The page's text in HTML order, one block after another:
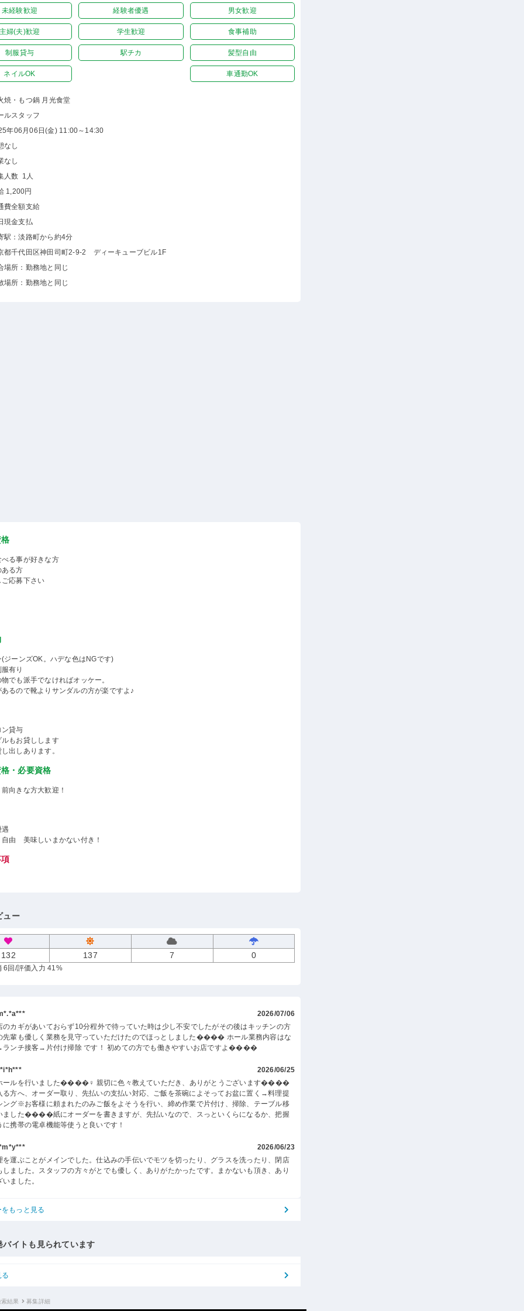
未経験歓迎 経験者優遇 男女歓迎
婦(夫)歓迎 学生歓迎 食事補助
制服貸与 駅チカ 髪型自由
ネイルOK 車通勤OK
焼・もつ鍋 月光食堂
ルスタッフ
年06月06日(金) 11:00～14:30
なし
なし
人数 1人
1,200円
費全額支給
現金支払
駅：淡路町から約4分
都千代田区神田司町2-9-2 ディーキューブビル1F
場所：勤務地と同じ
場所：勤務地と同じ
る事が好きな方
る方
応募下さい
ジーンズOK。ハデな色はNGです)
有り
でも派手でなければオッケー。
るので靴よりサンダルの方が楽ですよ♪
貸与
もお貸しします
出しあります。
・必要資格
向きな方大歓迎！
自由 美味しいまかない付き！
ュー
132 137 7 0
6回 /評価入力 41%
2026/07/06
のカギがあいておらず10分程外で待っていた時は少し不安でしたがその後はキッチンの方
先輩も優しく業務を見守っていただけたのでほっとしました���� ホール業務内容はな
ランチ接客→片付け掃除 です！ 初めての方でも働きやすいお店ですよ����
2026/06/25
ールを行いました����‍♀️ 親切に色々教えていただき、ありがとうございます����
る方へ、オーダー取り、先払いの支払い対応、ご飯を茶碗によそってお盆に置く→料理提
グ※お客様に頼まれたのみご飯をよそうを行い、締め作業で片付け、掃除、テーブル移
ました����紙にオーダーを書きますが、先払いなので、スっといくらになるか、把握
に携帯の電卓機能等使うと良いです！
2026/06/23
を運ぶことがメインでした。仕込みの手伝いでモツを切ったり、グラスを洗ったり、閉店
しました。スタッフの方々がとでも優しく、ありがたかったです。まかないも頂き、あり
ました。
もっと見る
バイトも見られています
索結果 募集詳細